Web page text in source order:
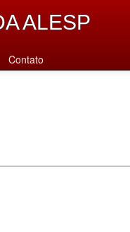
ALESP
Contato